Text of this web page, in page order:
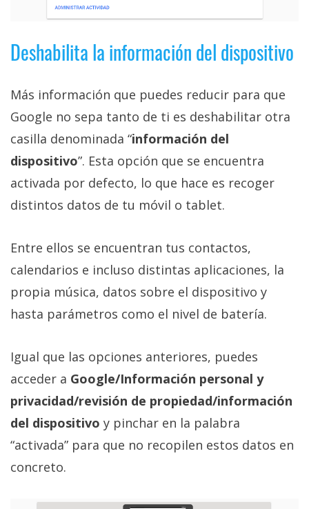
Deshabilita la información del dispositivo
Más información que puedes reducir para que
Google no sepa tanto de ti es deshabilitar otra
casilla denominada “información del
dispositivo”. Esta opción que se encuentra
activada por defecto, lo que hace es recoger
distintos datos de tu móvil o tablet.
Entre ellos se encuentran tus contactos,
calendarios e incluso distintas aplicaciones, la
propia música, datos sobre el dispositivo y
hasta parámetros como el nivel de batería.
Igual que las opciones anteriores, puedes
acceder a Google/Información personal y
privacidad/revisión de propiedad/información
del dispositivo y pinchar en la palabra
“activada” para que no recopilen estos datos en
concreto.